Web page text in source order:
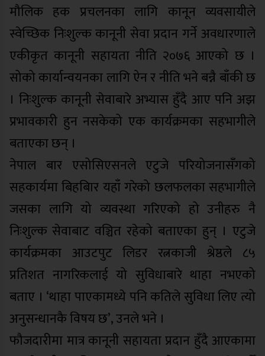
मौलिक हक प्रचलनका लागि कानून व्यवसायीले
स्वेच्छिक निःशुल्क कानूनी सेवा प्रदान गर्ने अवधारणाले
एकीकृत कानूनी सहायता नीति २०७६ आएको छ ।
सोको कार्यान्वयनका लागि ऐन र नीति भने बन्नै बाँकी छ
। निःशुल्क कानूनी सेवाबारे अभ्यास हुँदै आए पनि अझ
प्रभावकारी हुन नसकेको एक कार्यक्रमका सहभागीले
बताएका छन् ।
नेपाल बार एसोसिएसनले एटुजे परियोजनासँगको
सहकार्यमा बिहबिार यहाँ गरेको छलफलका सहभागीले
जसका लागि यो व्यवस्था गरिएको हो उनीहरु नै
निःशुल्क सेवाबाट वञ्चित रहेको बताएका हुन् । एटुजे
कार्यक्रमका आउटपुट लिडर रत्नकाजी श्रेष्ठले ८५
प्रतिशत नागरिकलाई यो सुविधाबारे थाहा नभएको
बताए । ‘थाहा पाएकामध्ये पनि कतिले सुविधा लिए त्यो
अनुसन्धानकै विषय छ’, उनले भने ।
फौजदारीमा मात्र कानूनी सहायता प्रदान हुँदै आएकामा